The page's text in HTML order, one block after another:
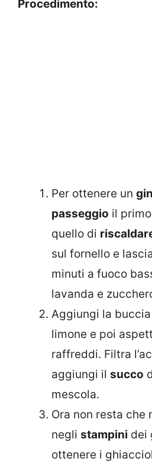
Procedimento:
Per ottenere un
passeggio il
quello di
sul fornello e
minuti a fuoco
lavanda e
Aggiungi la
limone e poi
raffreddi. Filtra
aggiungi il succo
mescola.
Ora non resta
negli stampini dei
ottenere i